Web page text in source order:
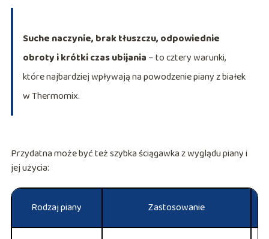
Suche naczynie, brak tłuszczu, odpowiednie
obroty i krótki czas ubijania – to cztery warunki,
które najbardziej wpływają na powodzenie piany z białek
w Thermomix.
Przydatna może być też szybka ściągawka z wyglądu piany i
jej użycia:
Rodzaj piany Zastosowanie